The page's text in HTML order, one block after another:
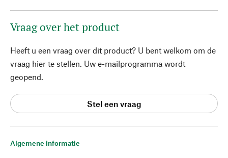
Algemene informatie
Vraag over het product
Heeft u een vraag over dit product? U bent welkom om de
vraag hier te stellen. Uw e-mailprogramma wordt
geopend.
Stel een vraag